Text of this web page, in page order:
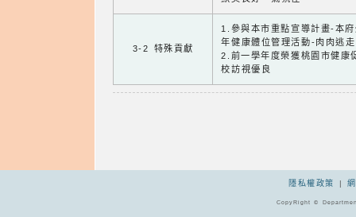
3-2 特殊貢獻
1.參與本市重點宣導計畫-本
年健康體位管理活動-肉肉逃
2.前一學年度榮獲桃園市健康
校訪視優良
隱私權政策 |
CopyRight ©